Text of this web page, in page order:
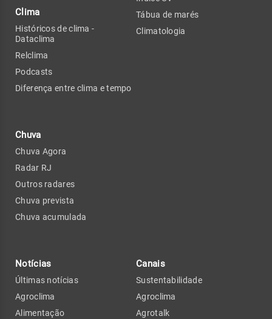
Clima
Históricos de clima -
Dataclima
Relclima
Podcasts
Diferença entre clima e tempo
Chuva
Chuva Agora
Radar RJ
Outros radares
Chuva prevista
Chuva acumulada
Tábua de marés
Climatologia
Notícias
Últimas notícias
Agroclima
Alimentação
Canais
Sustentabilidade
Agroclima
Agrotalk